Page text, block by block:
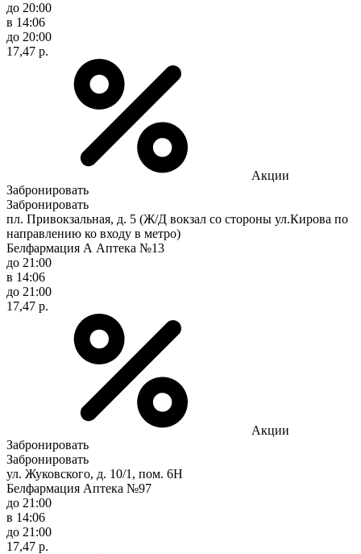
до 20:00
в 14:06
до 20:00
17,47 р.
Акции
Забронировать
Забронировать
пл. Привокзальная, д. 5 (Ж/Д вокзал со стороны ул.Кирова по
направлению ко входу в метро)
Белфармация А Аптека №13
до 21:00
в 14:06
до 21:00
17,47 р.
Акции
Забронировать
Забронировать
ул. Жуковского, д. 10/1, пом. 6Н
Белфармация Аптека №97
до 21:00
в 14:06
до 21:00
17,47 р.